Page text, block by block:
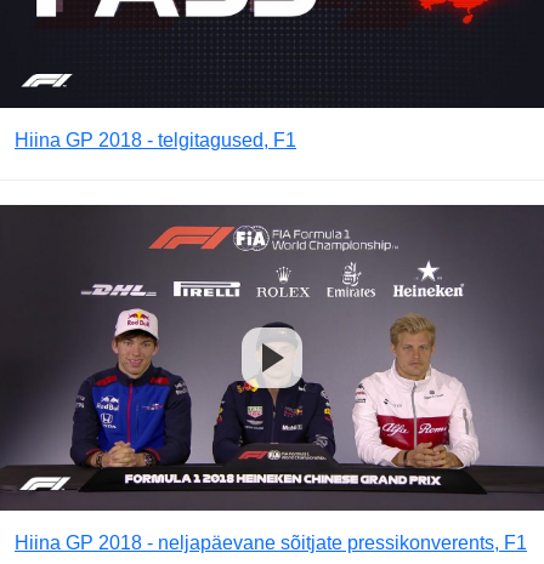
Hiina GP 2018 - telgitagused, F1
Hiina GP 2018 - neljapäevane sõitjate pressikonverents, F1